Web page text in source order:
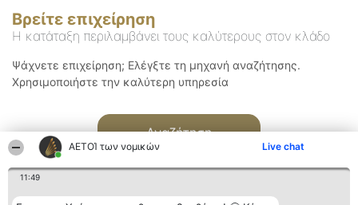
ΑΕΤΟΊ των νομικών Live chat
11:49
Βρείτε επιχείρηση
Η κατάταξη περιλαμβάνει τους καλύτερους στον κλάδο
Ψάχνετε επιχείρηση; Ελέγξτε τη μηχανή αναζήτησης.
Χρησιμοποιήστε την καλύτερη υπηρεσία
Αναζήτηση